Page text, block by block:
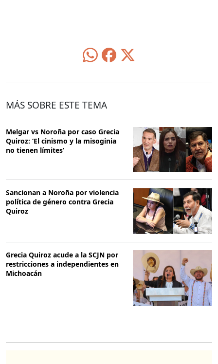
MÁS SOBRE ESTE TEMA
Melgar vs Noroña por caso Grecia
Quiroz: ‘El cinismo y la misoginia
no tienen límites’
Sancionan a Noroña por violencia
política de género contra Grecia
Quiroz
Grecia Quiroz acude a la SCJN por
restricciones a independientes en
Michoacán